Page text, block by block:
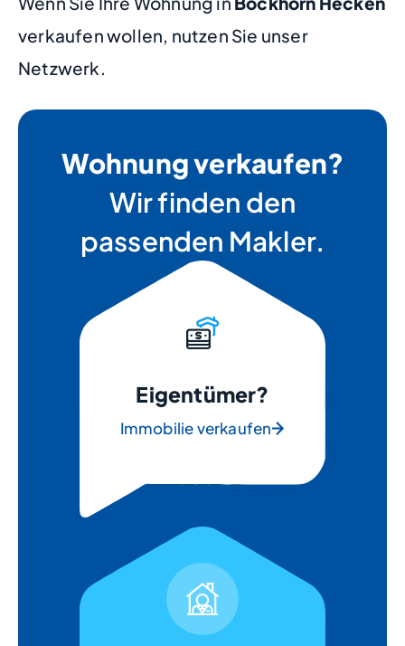
verkaufen wollen, nutzen Sie unser
Netzwerk.
Wohnung verkaufen?
Wir finden den
passenden Makler.
Eigentümer?
Immobilie verkaufen